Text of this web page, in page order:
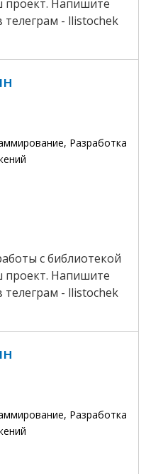
проект. Напишите
телеграм - llistochek
Разработка
с библиотекой
проект. Напишите
телеграм - llistochek
Разработка